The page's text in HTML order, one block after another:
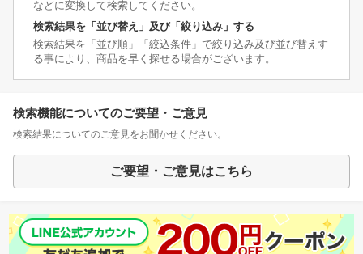
などに変換して検索してください。
検索結果を「並び替え」及び「絞り込み」する
検索結果を「並び順」「絞込条件」で絞り込み及び並び替えす
る事により、商品を早く探せる場合がございます。
検索機能についてのご要望・ご意見
検索結果についてのご意見をお聞かせください。
ご要望・ご意見はこちら